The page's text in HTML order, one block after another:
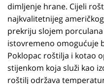
dimljenje hrane. Cijeli
najkvalitetnijeg
prekriju slojem
istovremeno omogućuje
Poklopac roštilja i kotao
stijenkom koja služi kao
roštilj održava